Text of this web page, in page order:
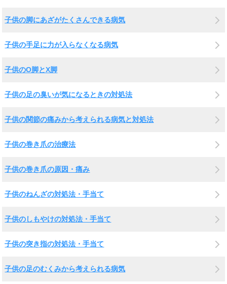
子供の脚にあざがたくさんできる病気
子供の手足に力が入らなくなる病気
子供のO脚とX脚
子供の足の臭いが気になるときの対処法
子供の関節の痛みから考えられる病気と対処法
子供の巻き爪の治療法
子供の巻き爪の原因・痛み
子供のねんざの対処法・手当て
子供のしもやけの対処法・手当て
子供の突き指の対処法・手当て
子供の足のむくみから考えられる病気